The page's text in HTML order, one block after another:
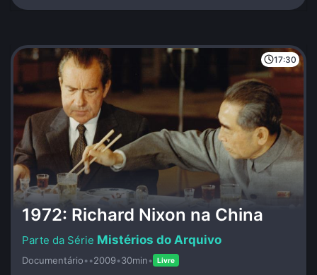
17:30
1972: Richard Nixon na China
Mistérios do Arquivo
Documentário••2009•30min• Livre